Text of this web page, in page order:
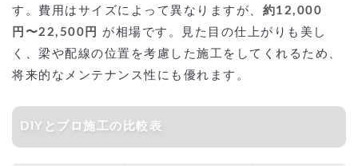
す。費用はサイズによって異なりますが、 約12,000
円〜22,500円
が相場です。見た目の仕上がりも美し
く、梁や配線の位置を考慮した施工をしてくれるため、
将来的なメンテナンス性にも優れます。
DIYとプロ施工の比較表